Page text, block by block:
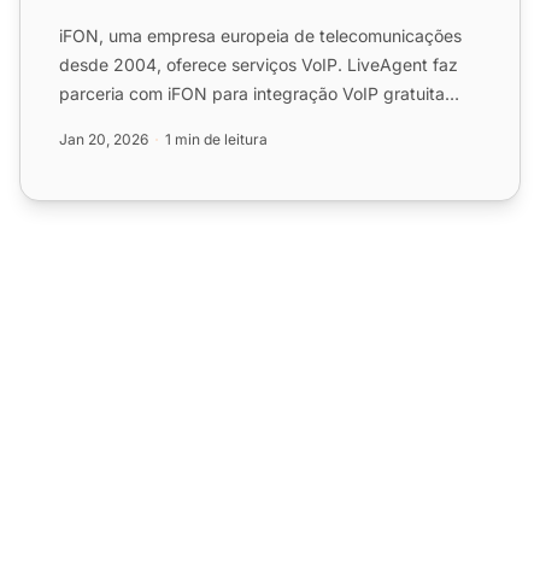
iFON, uma empresa europeia de telecomunicações
desde 2004, oferece serviços VoIP. LiveAgent faz
parceria com iFON para integração VoIP gratuita
Jan 20, 2026 1 min de leitura